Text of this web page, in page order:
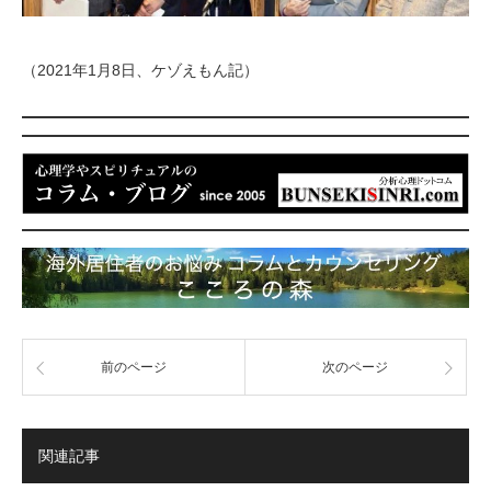
（2021年1月8日、ケゾえもん記）
前のページ 次のページ
関連記事